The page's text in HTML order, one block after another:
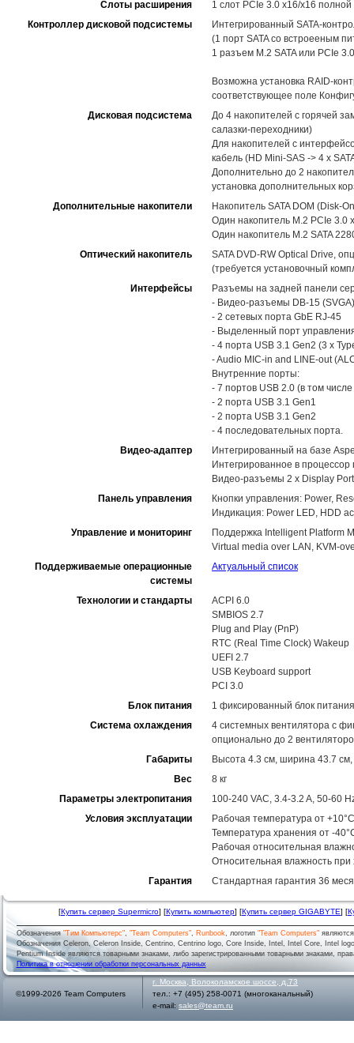
Слоты расширения
1 слот PCIe 3.0 x16/x16
Контроллер дисковой подсистемы
Интегрированный SATA-
(1 порт SATA со встроееным
1 разъем M.2 SATA или PCIe
Возможна установка RAID-
соответствующее поле
Дисковая подсистема
До 4 накопителей с горячей
салазки-переходники)
Для накопителей с
кабель (HD Mini-SAS -> 4 x
Дополнительно до 2
установка дополнительных
Дополнительные накопители
Накопитель SATA DOM (Disk-
Один накопитель M.2 PCIe 3.0
Один накопитель M.2 SATA
Оптический накопитель
SATA DVD-RW Optical Drive,
(требуется установочный
Интерфейсы
Разъемы на задней панели
- Видео-разъемы DB-15
- 2 сетевых порта GbE RJ-45
- Выделенный порт
- 4 порта USB 3.1 Gen2 (3 x
- Audio MIC-in and LINE-out
Внутренние порты:
- 7 портов USB 2.0 (в том
- 2 порта USB 3.1 Gen1
- 2 порта USB 3.1 Gen2
- 4 последовательных порта.
Видео-адаптер
Интегрированный на базе
Интегрированное в
Видео-разъемы 2 x Display
Панель управления
Кнопки управления: Power,
Индикация: Power LED, HDD
Управление и мониторинг
Поддержка Intelligent Platform
Virtual media over LAN, KVM-
Поддерживаемые операционные
системы
Актуальный список
Технологии и стандарты
ACPI 6.0
SMBIOS 2.7
Plug and Play (PnP)
RTC (Real Time Clock) Wakeup
UEFI 2.7
USB Keyboard support
PCI 3.0
Блок питания
1 фиксированный блок
Система охлаждения
4 системных вентилятора с
опционально до 2
Габариты
Высота 4.3 см, ширина 43.7 см,
Вес
8 кг
Параметры электропитания
100-240 VAC, 3.4-3.2 A, 50-60
Условия эксплуатации
Рабочая температура от
Температура хранения от -
Рабочая относительная
Относительная влажность
Гарантия
Стандартная гарантия 36
[Купить сервер Supermicro] [Купить компьютер] [Купить сервер GIGABYTE] [
Обозначения"Тим Компьютерс", "Team Computers", Runbook, логотип "Team Computers"
Обозначения Celeron, Celeron Inside, Centrino, Centrino logo, Core Inside, Intel, Intel Core, Intel
Pentium Inside являются товарными знаками, либо зарегистрированными товарными знаками,
Политика в отношении обработки персональных данных
©1999-2026 Team Computers
г. Москва
Волоколамское шоссе, д.73
тел.: +7 (495) 258-0071 (многоканальный)
e-mail: sales@team.ru